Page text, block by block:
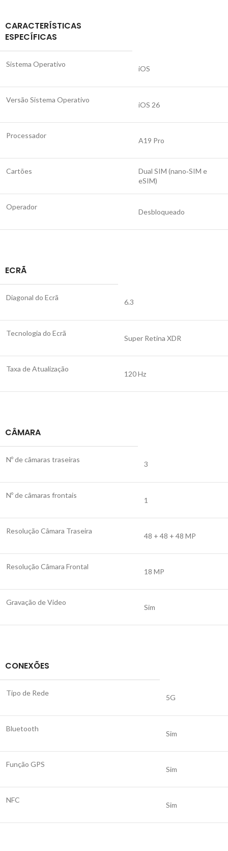
CARACTERÍSTICAS
ESPECÍFICAS
Sistema Operativo
iOS
Versão Sistema Operativo
iOS 26
Processador
A19 Pro
Cartões
Dual SIM (nano‑SIM e
eSIM)
Operador
Desbloqueado
ECRÃ
Diagonal do Ecrã
6.3
Tecnologia do Ecrã
Super Retina XDR
Taxa de Atualização
120 Hz
CÂMARA
Nº de câmaras traseiras
3
Nº de câmaras frontais
1
Resolução Câmara Traseira
48 + 48 + 48 MP
Resolução Câmara Frontal
18 MP
Gravação de Video
Sim
CONEXÕES
Tipo de Rede
5G
Bluetooth
Sim
Função GPS
Sim
NFC
Sim